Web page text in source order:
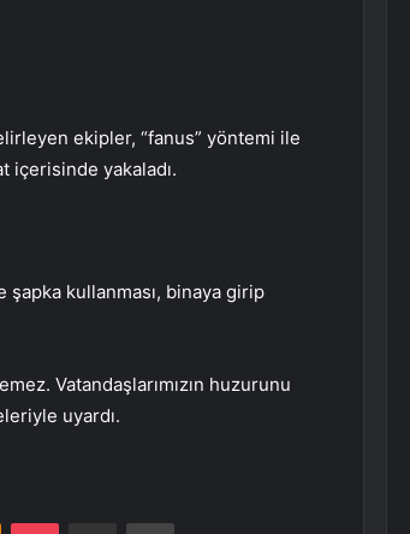
ekipler, “fanus” yöntemi ile
içerisinde yakaladı.
kullanması, binaya girip
Vatandaşlarımızın huzurunu
uyardı.
Odnoklassniki
Pocket E-Posta ile paylaş Yazdır